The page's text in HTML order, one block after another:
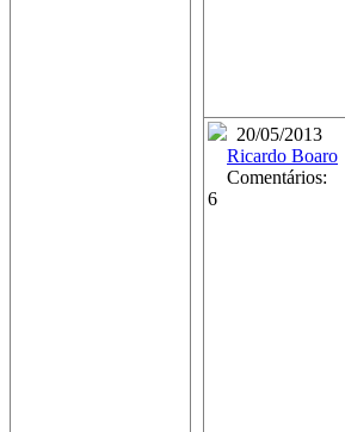
20/05/2013
Ricardo Boaro
Comentários:
6